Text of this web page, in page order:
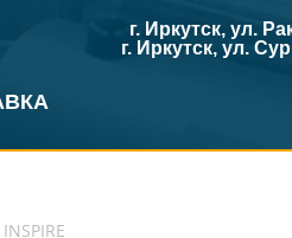
г. Иркутск, ул.
г. Иркутск, ул.